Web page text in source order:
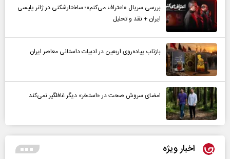
بررسی سریال «اعتراف می‌کنم»؛ ساختارشکنی در ژانر پلیسی
ایران + نقد و تحلیل
بازتاب پیاده‌روی اربعین در ادبیات داستانی معاصر ایران
امضای سروش صحت در «استخر» دیگر غافلگیر نمی‌کند
اخبار ویژه